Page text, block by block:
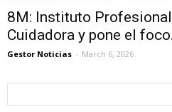
8M: Instituto
Cuidadora y pone el
Gestor Noticias - March 6, 2026